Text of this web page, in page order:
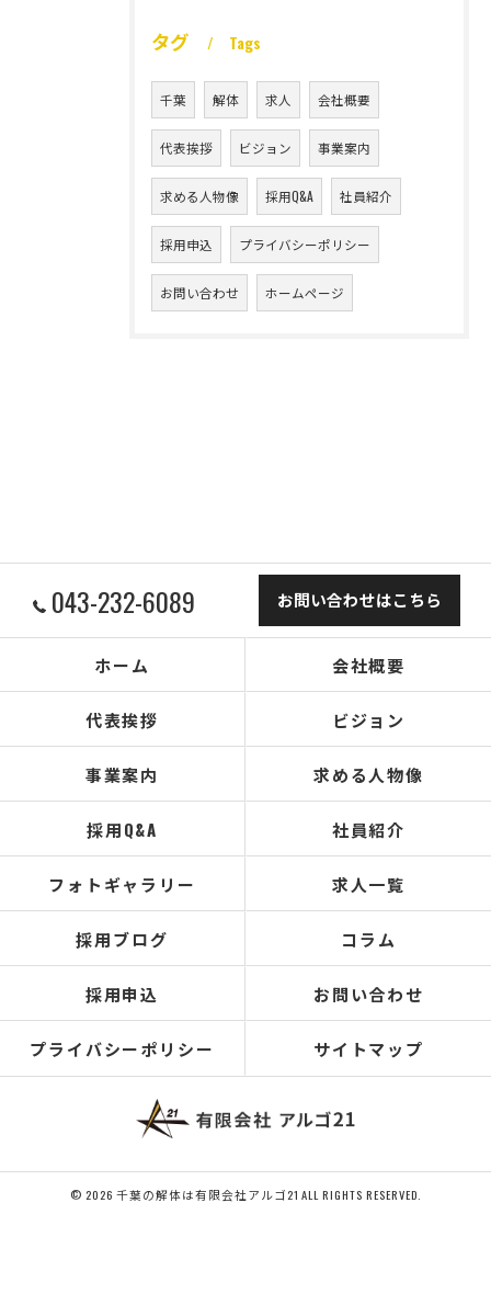
タグ Tags
千葉 解体 求人 会社概要
代表挨拶 ビジョン 事業案内
求める人物像 採用Q&A 社員紹介
採用申込 プライバシーポリシー
お問い合わせ ホームページ
043-232-6089 お問い合わせはこちら
ホーム 会社概要
代表挨拶 ビジョン
事業案内 求める人物像
採用Q&A 社員紹介
フォトギャラリー 求人一覧
採用ブログ コラム
採用申込 お問い合わせ
プライバシーポリシー サイトマップ
© 2026 千葉の解体は有限会社アルゴ21 ALL RIGHTS RESERVED.